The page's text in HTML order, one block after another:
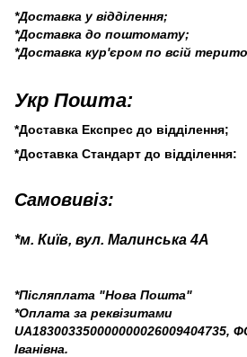
*Доставка у відділення;
*Доставка до поштомату;
*Доставка кур'єром по всій
Укр Пошта:
*Доставка Експрес до відділення;
*Доставка Стандарт до відділення:
Самовивіз:
*м. Київ, вул. Малинська 4А
*Післяплата "Нова Пошта"
*Оплата за реквізитами
UA183003350000000026009404735,
Іванівна.